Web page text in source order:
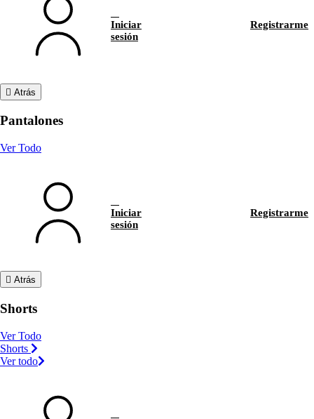
Iniciar
sesión
Registrarme
Atrás
Pantalones
Ver Todo
Iniciar
sesión
Registrarme
Atrás
Shorts
Ver Todo
Shorts
Ver todo